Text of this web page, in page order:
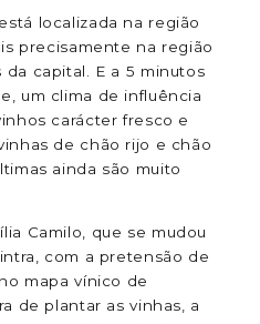
localizada na região
precisamente na região
capital. E a 5 minutos
um clima de influência
carácter fresco e
de chão rijo e chão
ainda são muito
Camilo, que se mudou
com a pretensão de
mapa vínico de
de plantar as vinhas, a